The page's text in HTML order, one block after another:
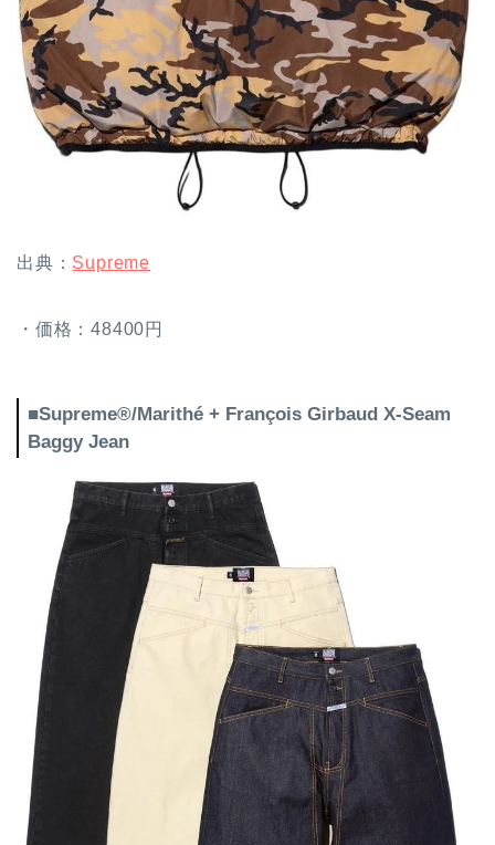
出典： Supreme
・価格：48400円
■Supreme®/Marithé + François Girbaud X-Seam
Baggy Jean